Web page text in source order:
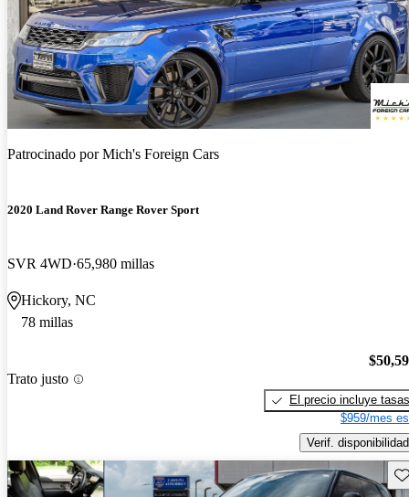
Patrocinado porMich's Foreign Cars
2020 Land Rover Range Rover Sport
SVR 4WD 65,980 millas
Hickory, NC
78 millas
Trato justo
El precio incluye tasas
$959/mes
Verif. disponibilidad